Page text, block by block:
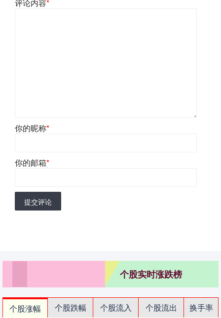
评论内容*
你的昵称*
你的邮箱*
提交评论
个股实时涨跌榜
个股涨幅 个股跌幅 个股流入 个股流出
换手率